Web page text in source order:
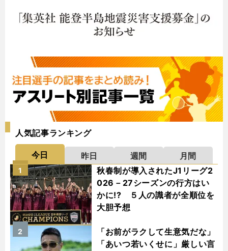
人気記事ランキング
今日 昨日 週間
月間
秋春制が導入されたJ1リーグ2
026－27シーズンの行方はい
かに!? ５人の識者が全順位を
大胆予想
1
「お前がラクして生意気だな」
「あいつ若いくせに」厳しい言
2